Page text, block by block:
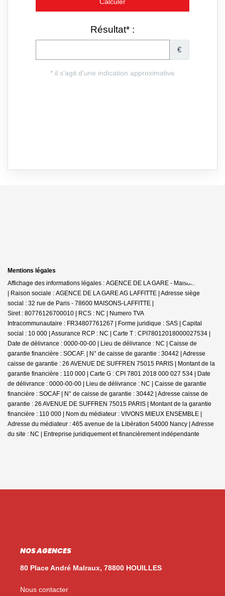
Mentions légales
Affichage des informations légales : AGENCE DE LA GARE - Maisons-Laffitte
| Raison sociale : AGENCE DE LA GARE AG LAFFITTE | Adresse siège
social : 32 rue de Paris - 78600 MAISONS-LAFFITTE |
Siret : 80776126700010 | RCS : NC | Numero TVA
Intracommunautaire : FR34807761267 | Forme juridique : SAS | Capital
social : 10 000 | Assurance RCP : NC | Carte T : CPI78012018000027534 |
Date de délivrance : 0000-00-00 | Lieu de délivrance : NC | Caisse de
garantie financière : SOCAF. | N° de caisse de garantie : 30442 | Adresse
caisse de garantie : 26 AVENUE DE SUFFREN 75015 PARIS | Montant de la
garantie financière : 110 000 | Carte G : CPI 7801 2018 000 027 534 | Date
de délivrance : 0000-00-00 | Lieu de délivrance : NC | Caisse de garantie
financière : SOCAF | N° de caisse de garantie : 30442 | Adresse caisse de
garantie : 26 AVENUE DE SUFFREN 75015 PARIS | Montant de la garantie
financière : 110 000 | Nom du médiateur : VIVONS MIEUX ENSEMBLE |
Adresse du médiateur : 465 avenue de la Libération 54000 Nancy | Adresse
du site : NC | Entreprise juridiquement et financièrement indépendante
NOS AGENCES
80 Place André Malraux, 78800 HOUILLES
Nous contacter